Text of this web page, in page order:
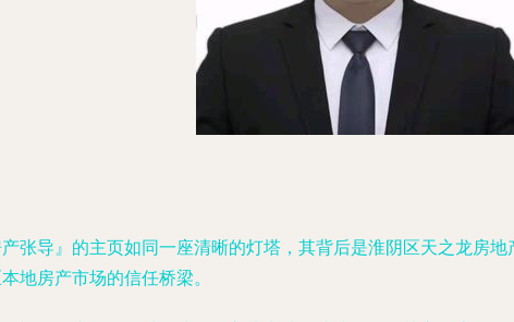
张导』的主页如同一座清晰的灯塔，其背后是淮阴区天之龙房
地房产市场的信任桥梁。